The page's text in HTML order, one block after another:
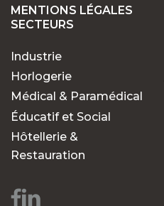
MENTIONS LÉGALES
SECTEURS
Industrie
Horlogerie
Médical & Paramédical
Éducatif et Social
Hôtellerie &
Restauration